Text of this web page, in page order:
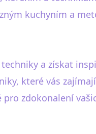
kuchyním a
a získat
které vás
zdokonalení